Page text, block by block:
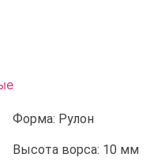
Форма: Рулон
Высота ворса: 10 мм